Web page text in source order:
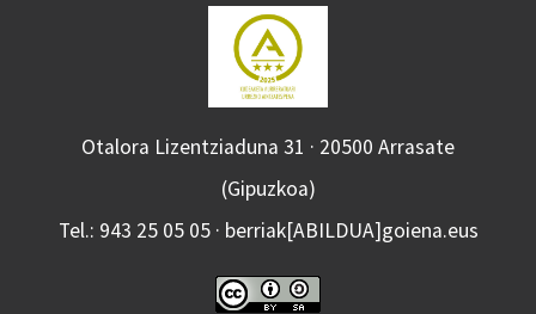
Otalora Lizentziaduna 31 · 20500 Arrasate
(Gipuzkoa)
Tel.: 943 25 05 05 · berriak[ABILDUA]goiena.eus